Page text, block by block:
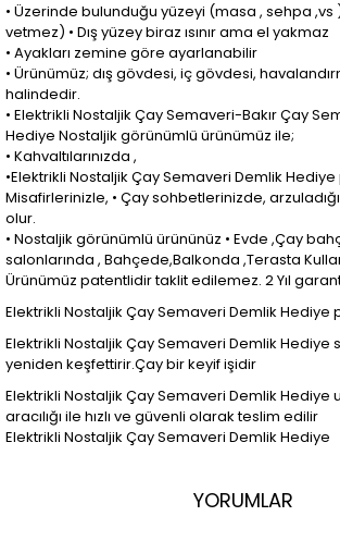
• Üzerinde bulunduğu yüzeyi (masa , sehpa ,vs )
vetmez) • Dış yüzey biraz ısınır ama el yakmaz
• Ayakları zemine göre ayarlanabilir
• Ürünümüz; dış gövdesi, iç gövdesi,
halindedir.
• Elektrikli Nostaljik Çay Semaveri-Bakır Çay
Hediye Nostaljik görünümlü ürünümüz ile;
• Kahvaltılarınızda ,
•Elektrikli Nostaljik Çay Semaveri Demlik
Misafirlerinizle, • Çay sohbetlerinizde,
olur.
• Nostaljik görünümlü ürününüz • Evde ,Çay
salonlarında , Bahçede,Balkonda ,Terasta
Ürünümüz patentlidir taklit edilemez. 2 Yıl
Elektrikli Nostaljik Çay Semaveri Demlik Hediye
Elektrikli Nostaljik Çay Semaveri Demlik Hediye
yeniden keşfettirir.Çay bir keyif işidir
Elektrikli Nostaljik Çay Semaveri Demlik
aracılığı ile hızlı ve güvenli olarak teslim edilir
Elektrikli Nostaljik Çay Semaveri Demlik Hediye
YORUMLAR